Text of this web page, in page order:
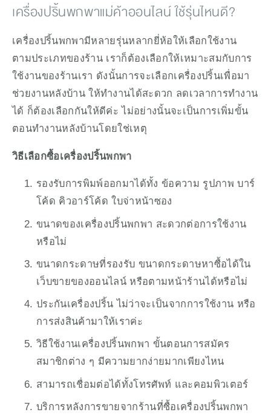
เครื่องปริ้นพกพาแม่ค้าออนไลน์ ใช้รุ่นไหนดี?
เครื่องปริ้นพกพามีหลายรุ่นหลากยี่ห้อให้เลือกใช้งาน
ตามประเภทของร้าน เราก็ต้องเลือกให้เหมาะสมกับการ
ใช้งานของร้านเรา ดังนั้นการจะเลือกเครื่องปริ้นเพื่อมา
ช่วยงานหลังบ้าน ให้ทำงานได้สะดวก ลดเวลาการทำงาน
ได้ ก็ต้องเลือกกันให้ดีค่ะ ไม่อย่างนั้นจะเป็นการเพิ่มขั้น
ตอนทำงานหลังบ้านโดยใช่เหตุ
วิธีเลือกซื้อเครื่องปริ้นพกพา
รองรับการพิมพ์ออกมาได้ทั้ง ข้อความ รูปภาพ บาร์
โค้ด คิวอาร์โค้ด ใบจ่าหน้าซอง
ขนาดของเครื่องปริ้นพกพา สะดวกต่อการใช้งาน
หรือไม่
ขนาดกระดาษที่รองรับ ขนาดกระดาษหาซื้อได้ใน
เว็บขายของออนไลน์ หรือตามหน้าร้านได้หรือไม่
ประกันเครื่องปริ้น ไม่ว่าจะเป็นจากการใช้งาน หรือ
การส่งสินค้ามาให้เราค่ะ
วิธีใช้งานเครื่องปริ้นพกพา ขั้นตอนการสมัคร
สมาชิกต่าง ๆ มีความยากง่ายมากเพียงไหน
สามารถเชื่อมต่อได้ทั้งโทรศัพท์ และคอมพิวเตอร์
บริการหลังการขายจากร้านที่ซื้อเครื่องปริ้นพกพา